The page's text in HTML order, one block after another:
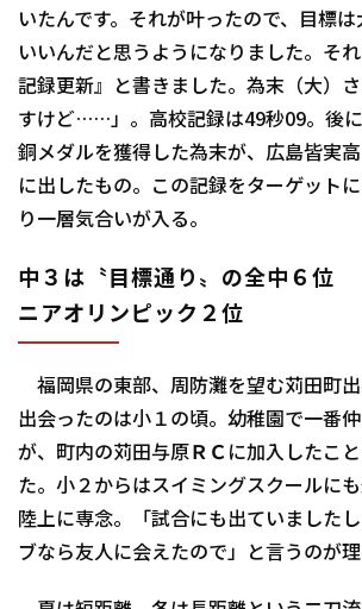
いたんです。それが叶ったので、目標
いいんだと思うようになりました。そ
記録更新』と書きました。為末（大）
すけど……」。高校記録は49秒09。後
銅メダルを獲得した為末が、広島皆実
に出したもの。この記録をターゲット
り一層気合いが入る。
中３は〝目標通り〟の全中６位
ニアオリンピック２位
福岡県の東部、周防灘を望む苅田町
出会ったのは小１の頃。幼稚園で一番
が、町内の苅田与原ＲＣに加入したこ
た。小２からはスイミングスクールに
陸上に専念。「試合にも出ていました
ブなら友人に会えたので」と言うのが理